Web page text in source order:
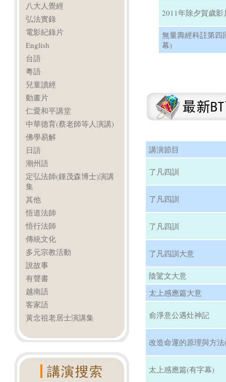
八大人覺經
弘法實錄
電影紀錄片
English
台語
粵語
兒童讀經
動畫片
仁愛和平講堂
中華德育(蔡老師等人演講)
佛學易解
日語
潮州語
定弘法師(鍾茂森博士)演講
集
其他
悟道法師
悟行法師
傳統文化
多元宗教活動
說故事
有聲書
越南語
客家語
黃念祖老居士演講集
2011年除夕賀歲
無量壽經科註第四
幕)
講演節目
了凡四訓
了凡四訓
了凡四訓
了凡四訓大意
陰騭文大意
太上感應篇大意
俞淨意公遇灶神記
改造命運的原理與方
太上感應篇(有字幕)